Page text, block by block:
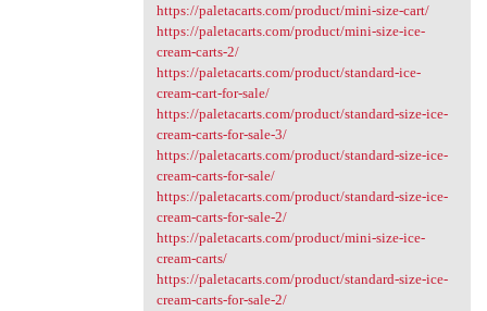
https://paletacarts.com/product/mini-size-cart/
https://paletacarts.com/product/mini-size-ice-
cream-carts-2/
https://paletacarts.com/product/standard-ice-
cream-cart-for-sale/
https://paletacarts.com/product/standard-size-ice-
cream-carts-for-sale-3/
https://paletacarts.com/product/standard-size-ice-
cream-carts-for-sale/
https://paletacarts.com/product/standard-size-ice-
cream-carts-for-sale-2/
https://paletacarts.com/product/mini-size-ice-
cream-carts/
https://paletacarts.com/product/standard-size-ice-
cream-carts-for-sale-2/